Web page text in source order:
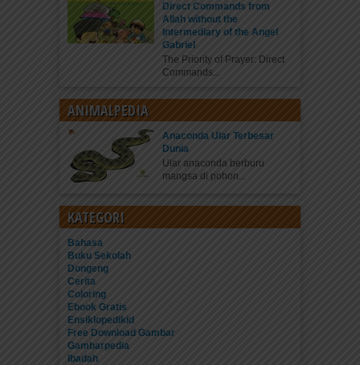
Direct Commands from
Allah without the
Intermediary of the Angel
Gabriel
The Priority of Prayer: Direct
Commands...
ANIMALPEDIA
Anaconda Ular Terbesar
Dunia
Ular anaconda berburu
mangsa di pohon...
KATEGORI
Bahasa
Buku Sekolah
Dongeng
Cerita
Coloring
Ebook Gratis
Ensiklopedikid
Free Download Gambar
Gambarpedia
Ibadah